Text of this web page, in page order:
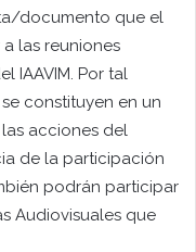
documento que el
las reuniones
IAAVIM. Por tal
constituyen en un
acciones del
de la participación
podrán participar
Audiovisuales que